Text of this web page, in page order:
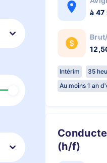
à 47
Intérim
35
Au moins 1 an
Conducteur Poids Lourds Nuit
(h/f)